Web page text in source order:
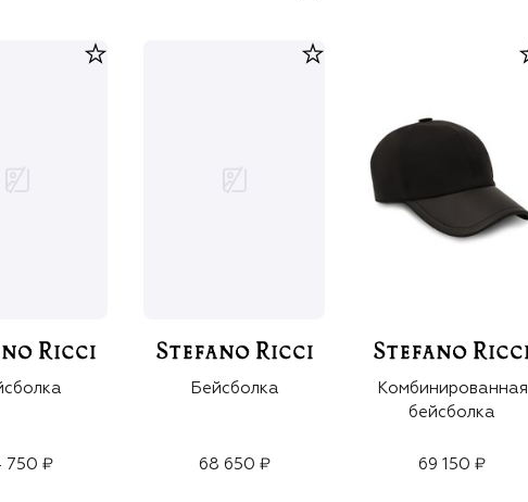
750 ₽
Бейсболка
68 650 ₽
Комбинированная
бейсболка
69 150 ₽